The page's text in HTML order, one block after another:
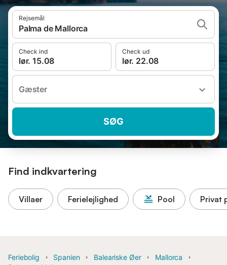
Rejsemål
Palma de Mallorca
Check ind
lør. 15.08
Check ud
lør. 22.08
Gæster
SØG
Find indkvartering
Villaer Ferielejlighed Pool Privat
Feriebolig Spanien Baleariske Øer
Mallorca